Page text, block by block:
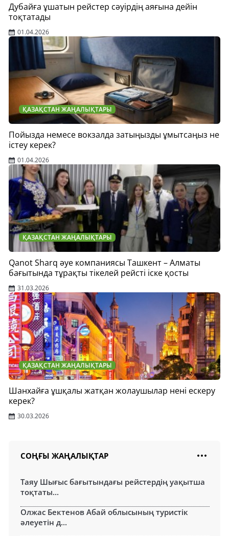
Дубайға ұшатын рейстер сәуірдің аяғына дейін
тоқтатады
01.04.2026
ҚАЗАҚСТАН ЖАҢАЛЫҚТАРЫ
Пойызда немесе вокзалда затыңызды ұмытсаңыз не
істеу керек?
01.04.2026
ҚАЗАҚСТАН ЖАҢАЛЫҚТАРЫ
Qanot Sharq әуе компаниясы Ташкент – Алматы
бағытында тұрақты тікелей рейсті іске қосты
31.03.2026
ҚАЗАҚСТАН ЖАҢАЛЫҚТАРЫ
Шанхайға ұшқалы жатқан жолаушылар нені ескеру
керек?
30.03.2026
СОҢҒЫ ЖАҢАЛЫҚТАР
Таяу Шығыс бағытындағы рейстердің уақытша
тоқтаты...
Олжас Бектенов Абай облысының туристік
әлеуетін д...